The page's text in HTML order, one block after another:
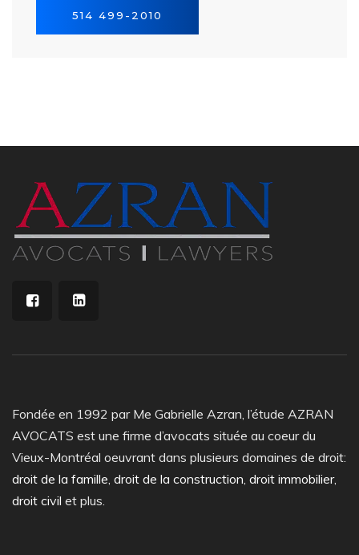
514 499-2010
Fondée en 1992 par Me Gabrielle Azran, l’étude AZRAN
AVOCATS est une firme d’avocats située au coeur du
Vieux-Montréal oeuvrant dans plusieurs domaines de droit:
droit de la famille droit de la construction droit immobilier,
droit civil et plus.